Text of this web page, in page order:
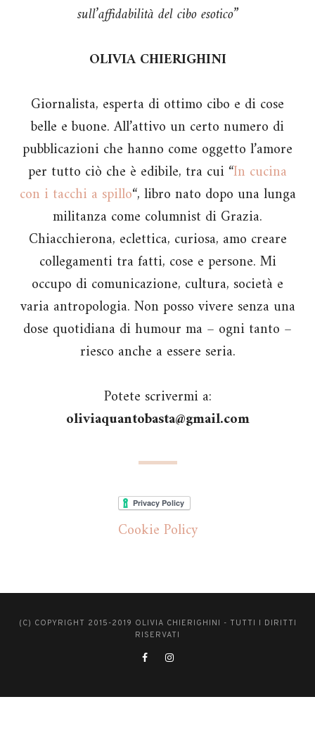
sull’affidabilità del cibo esotico”
OLIVIA CHIERIGHINI
Giornalista, esperta di ottimo cibo e di cose
belle e buone. All’attivo un certo numero di
pubblicazioni che hanno come oggetto l’amore
per tutto ciò che è edibile, tra cui “In cucina
con i tacchi a spillo“, libro nato dopo una lunga
militanza come columnist di Grazia.
Chiacchierona, eclettica, curiosa, amo creare
collegamenti tra fatti, cose e persone. Mi
occupo di comunicazione, cultura, società e
varia antropologia. Non posso vivere senza una
dose quotidiana di humour ma – ogni tanto –
riesco anche a essere seria.
Potete scrivermi a:
oliviaquantobasta@gmail.com
Cookie Policy
(C) COPYRIGHT 2015-2019 OLIVIA CHIERIGHINI - TUTTI I DIRITTI
RISERVATI